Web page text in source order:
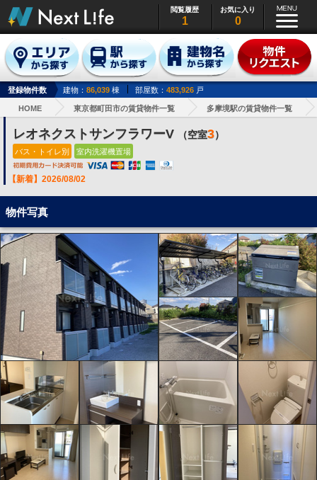
閲覧履歴
1
お気に入り
0
登録物件数 建物： 86,039 棟 部屋数： 483,926 戸
HOME 東京都町田市の賃貸物件一覧 多摩境駅の賃貸物件一覧
レオネクストサンフラワーV （空室3）
バス・トイレ別 室内洗濯機置場
【新着】2026/08/02
物件写真